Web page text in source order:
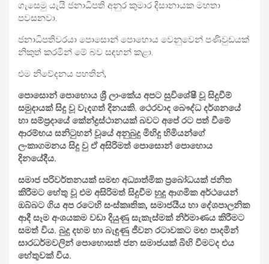
ගැසෙමු යැයි ජනාධිපති අනුර කුමාර දිසානායක මහතා
පවසනවා.
ජනාධිපතිවරයා පොසොන් පොහොය වෙනුවෙන් පණිවුඩයක්
නිකුත් කරමින් මේ බව සඳහන් කළා.
එම නිවේදනය පහතින්,
පොසොන් පොහොය ශ්‍රී ලාංකේය අප⁣ට සුවිශේෂී වූ සිදුවීම්
සමුදායක් සිදු වූ වැදගත් දිනයකි. ථෙරවාද බෞද්ධ දර්ශනයේ
හා සම්ප්‍රදායේ කේන්ද්‍රස්ථානයක් බවට අපේ රට පත් වීමේ
ආරම්භය සනිටුහන් වූයේ අනුබුදු මිහිදු හිමියන්ගේ
ලංකාගමනය සිදු වු ඒ අසිරිමත් පොසොන් පොහොය
දිනයේදීය.
සමාජ පරිවර්තනයක් සමඟ අධ්‍යාත්මික ප්‍රබෝධයක් ජනිත
කිරීමට හේතු වූ එම අසිරිමත් සිදුවීම හුදු ආගමික අර්ථයෙන්
ඔබ්බට ගිය අප රටෙහි සංස්කෘතික, සමාජයීය හා දේශපාලනික
ආදී සෑම අංශයකම වඩා දියුණු සැකැස්මක් නිර්මාණය කිරීමට
සමත් විය. බුදු දහම හා බැඳුණු ජීවන රටාවකට මඟ පාදමින්
සාරධර්මවලින් පොහොසත් ජන සමාජයක් බිහි වීමටද එය
හේතුවක් විය.